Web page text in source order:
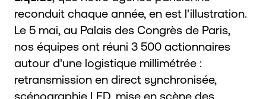
reconduit chaque année, en est l'illustration.
Le 5 mai, au Palais des Congrès de Paris,
nos équipes ont réuni 3 500 actionnaires
autour d'une logistique millimétrée :
retransmission en direct synchronisée,
scénographie LED, mise en scène des